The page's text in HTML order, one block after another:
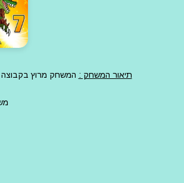
תיאור המשחק : המשחק מרוץ בקבוצה